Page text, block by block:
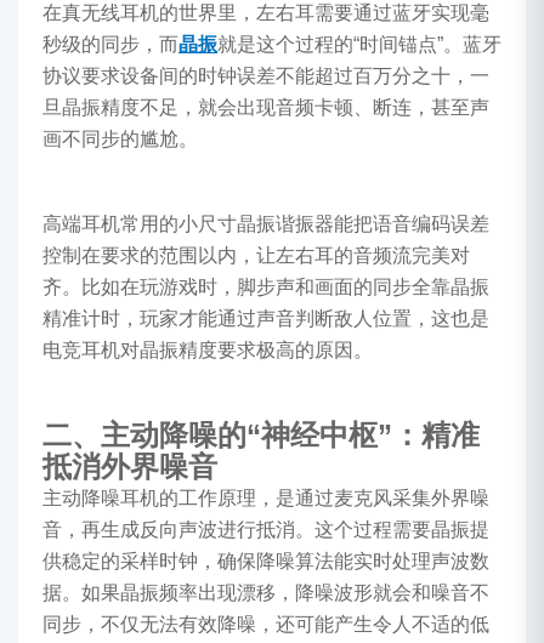
在真无线耳机的世界里，左右耳需要通过蓝牙实现毫
秒级的同步，而晶振就是这个过程的“时间锚点”。蓝牙
协议要求设备间的时钟误差不能超过百万分之十，一
旦晶振精度不足，就会出现音频卡顿、断连，甚至声
画不同步的尴尬。
高端耳机常用的小尺寸晶振谐振器能把语音编码误差
控制在要求的范围以内，让左右耳的音频流完美对
齐。比如在玩游戏时，脚步声和画面的同步全靠晶振
精准计时，玩家才能通过声音判断敌人位置，这也是
电竞耳机对晶振精度要求极高的原因。
二、主动降噪的“神经中枢”：精准
抵消外界噪音
主动降噪耳机的工作原理，是通过麦克风采集外界噪
音，再生成反向声波进行抵消。这个过程需要晶振提
供稳定的采样时钟，确保降噪算法能实时处理声波数
据。如果晶振频率出现漂移，降噪波形就会和噪音不
同步，不仅无法有效降噪，还可能产生令人不适的低